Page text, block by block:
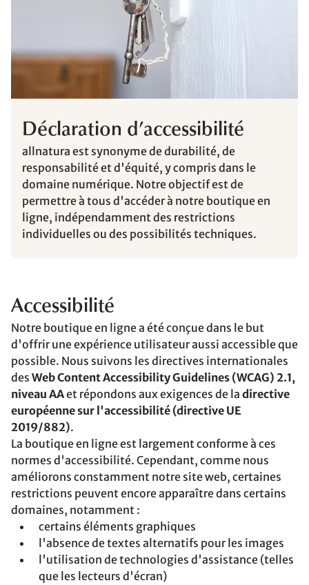
Déclaration d’accessibilité
allnatura est synonyme de durabilité, de
responsabilité et d'équité, y compris dans le
domaine numérique. Notre objectif est de
permettre à tous d'accéder à notre boutique en
ligne, indépendamment des restrictions
individuelles ou des possibilités techniques.
Accessibilité
Notre boutique en ligne a été conçue dans le but
d'offrir une expérience utilisateur aussi accessible que
possible. Nous suivons les directives internationales
des Web Content Accessibility Guidelines (WCAG) 2.1,
niveau AAet répondons aux exigences de la directive
européenne sur l'accessibilité (directive UE
2019/882).
La boutique en ligne est largement conforme à ces
normes d'accessibilité. Cependant, comme nous
améliorons constamment notre site web, certaines
restrictions peuvent encore apparaître dans certains
domaines, notamment :
certains éléments graphiques
l'absence de textes alternatifs pour les images
l'utilisation de technologies d'assistance (telles
que les lecteurs d'écran)